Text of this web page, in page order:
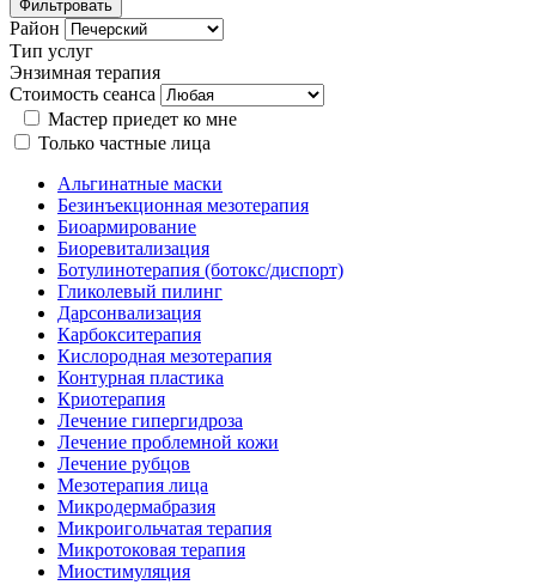
Фильтровать
Район
Тип услуг
Энзимная терапия
Стоимость сеанса
Мастер приедет ко мне
Только частные лица
Альгинатные маски
Безинъекционная мезотерапия
Биоармирование
Биоревитализация
Ботулинотерапия (ботокс/диспорт)
Гликолевый пилинг
Дарсонвализация
Карбокситерапия
Кислородная мезотерапия
Контурная пластика
Криотерапия
Лечение гипергидроза
Лечение проблемной кожи
Лечение рубцов
Мезотерапия лица
Микродермабразия
Микроигольчатая терапия
Микротоковая терапия
Миостимуляция